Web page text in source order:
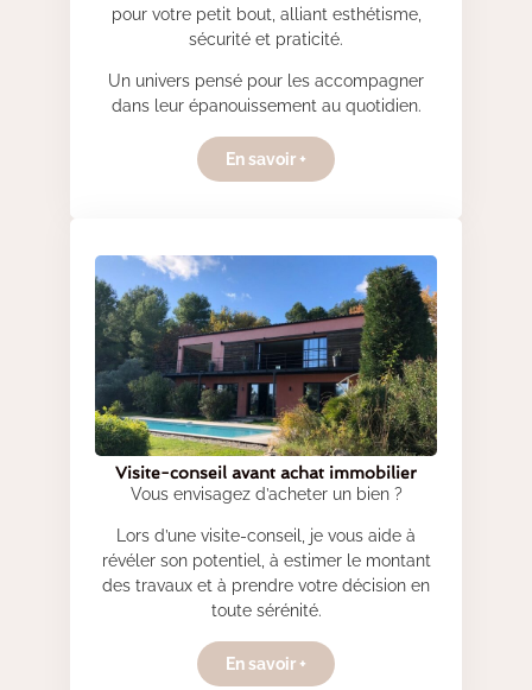
pour votre petit bout, alliant esthétisme,
sécurité et praticité.
Un univers pensé pour les accompagner
dans leur épanouissement au quotidien.
En savoir +
Visite-conseil avant achat immobilier
Vous envisagez d’acheter un bien ?
Lors d’une visite-conseil, je vous aide à
révéler son potentiel, à estimer le montant
des travaux et à prendre votre décision en
toute sérénité.
En savoir +